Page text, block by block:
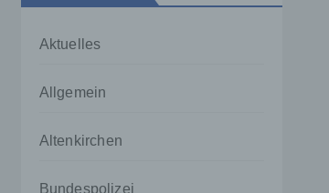
Aktuelles
Allgemein
Altenkirchen
Bundespolizei